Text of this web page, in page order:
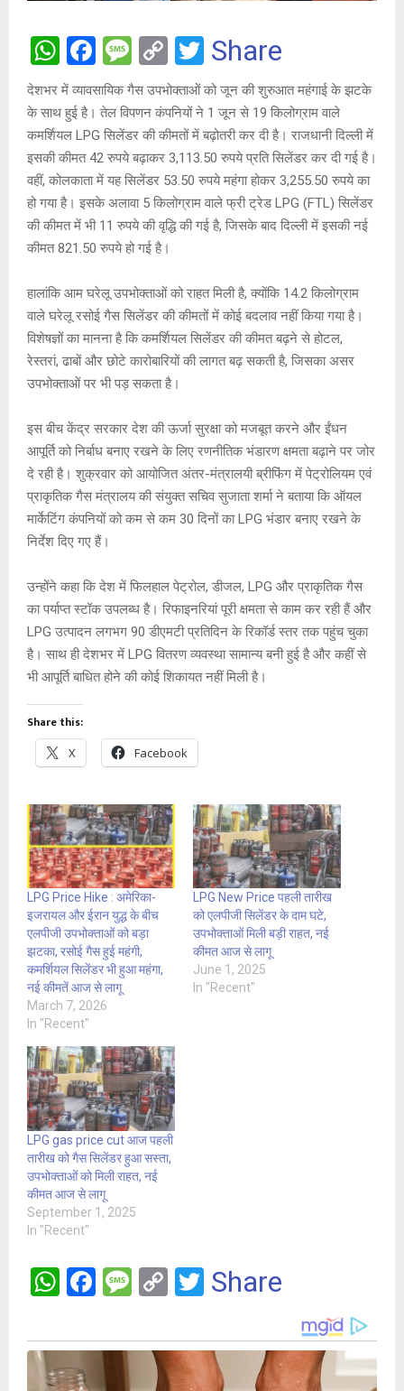
W
h
at
s
A
p
p
F
a
ce
b
o
o
k
M
es
s
a
g
e
C
o
py
Li
n
k
T
wi
tt
er
Share
देशभर में व्यावसायिक गैस उपभोक्ताओं को जून की शुरुआत महंगाई के झटके
के साथ हुई है। तेल विपणन कंपनियों ने 1 जून से 19 किलोग्राम वाले
कमर्शियल LPG सिलेंडर की कीमतों में बढ़ोतरी कर दी है। राजधानी दिल्ली में
इसकी कीमत 42 रुपये बढ़ाकर 3,113.50 रुपये प्रति सिलेंडर कर दी गई है।
वहीं, कोलकाता में यह सिलेंडर 53.50 रुपये महंगा होकर 3,255.50 रुपये का
हो गया है। इसके अलावा 5 किलोग्राम वाले फ्री ट्रेड LPG (FTL) सिलेंडर
की कीमत में भी 11 रुपये की वृद्धि की गई है, जिसके बाद दिल्ली में इसकी नई
कीमत 821.50 रुपये हो गई है।
हालांकि आम घरेलू उपभोक्ताओं को राहत मिली है, क्योंकि 14.2 किलोग्राम
वाले घरेलू रसोई गैस सिलेंडर की कीमतों में कोई बदलाव नहीं किया गया है।
विशेषज्ञों का मानना है कि कमर्शियल सिलेंडर की कीमत बढ़ने से होटल,
रेस्तरां, ढाबों और छोटे कारोबारियों की लागत बढ़ सकती है, जिसका असर
उपभोक्ताओं पर भी पड़ सकता है।
इस बीच केंद्र सरकार देश की ऊर्जा सुरक्षा को मजबूत करने और ईंधन
आपूर्ति को निर्बाध बनाए रखने के लिए रणनीतिक भंडारण क्षमता बढ़ाने पर जोर
दे रही है। शुक्रवार को आयोजित अंतर-मंत्रालयी ब्रीफिंग में पेट्रोलियम एवं
प्राकृतिक गैस मंत्रालय की संयुक्त सचिव सुजाता शर्मा ने बताया कि ऑयल
मार्केटिंग कंपनियों को कम से कम 30 दिनों का LPG भंडार बनाए रखने के
निर्देश दिए गए हैं।
उन्होंने कहा कि देश में फिलहाल पेट्रोल, डीजल, LPG और प्राकृतिक गैस
का पर्याप्त स्टॉक उपलब्ध है। रिफाइनरियां पूरी क्षमता से काम कर रही हैं और
LPG उत्पादन लगभग 90 डीएमटी प्रतिदिन के रिकॉर्ड स्तर तक पहुंच चुका
है। साथ ही देशभर में LPG वितरण व्यवस्था सामान्य बनी हुई है और कहीं से
भी आपूर्ति बाधित होने की कोई शिकायत नहीं मिली है।
Share this:
X Facebook
LPG Price Hike : अमेरिका-
इजरायल और ईरान युद्ध के बीच
एलपीजी उपभोक्ताओं को बड़ा
झटका, रसोई गैस हुई महंगी,
कमर्शियल सिलेंडर भी हुआ महंगा,
नई कीमतें आज से लागू
March 7, 2026
In "Recent"
LPG New Price पहली तारीख
को एलपीजी सिलेंडर के दाम घटे,
उपभोक्ताओं मिली बड़ी राहत, नई
कीमत आज से लागू
June 1, 2025
In "Recent"
LPG gas price cut आज पहली
तारीख को गैस सिलेंडर हुआ सस्ता,
उपभोक्ताओं को मिली राहत, नई
कीमत आज से लागू
September 1, 2025
In "Recent"
W
at
s
F
ce
b
M
s
C
py
Li
T
tt
er
Share